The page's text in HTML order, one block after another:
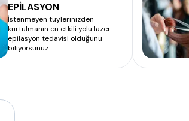
EPİLASYON
İstenmeyen tüylerinizden
kurtulmanın en etkili yolu lazer
epilasyon tedavisi olduğunu
biliyorsunuz